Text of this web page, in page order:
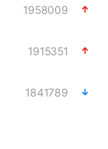
1958009
1915351
1841789